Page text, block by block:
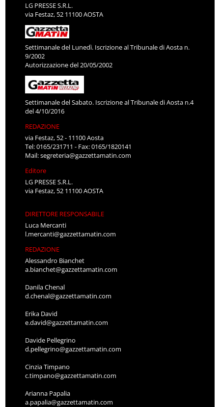
LG PRESSE S.R.L.
via Festaz, 52 11100 AOSTA
Settimanale del Lunedì. Iscrizione al Tribunale di Aosta n.
9/2002
Autorizzazione del 20/05/2002
Settimanale del Sabato. Iscrizione al Tribunale di Aosta n.4
del 4/10/2016
REDAZIONE
via Festaz, 52 - 11100 Aosta
Tel: 0165/231711 - Fax: 0165/1820141
Mail:segreteria@gazzettamatin.com
Editore
LG PRESSE S.R.L.
via Festaz, 52 11100 AOSTA
DIRETTORE RESPONSABILE
Luca Mercanti
l.mercanti@gazzettamatin.com
REDAZIONE
Alessandro Bianchet
a.bianchet@gazzettamatin.com
Danila Chenal
d.chenal@gazzettamatin.com
Erika David
e.david@gazzettamatin.com
Davide Pellegrino
d.pellegrino@gazzettamatin.com
Cinzia Timpano
c.timpano@gazzettamatin.com
Arianna Papalia
a.papalia@gazzettamatin.com